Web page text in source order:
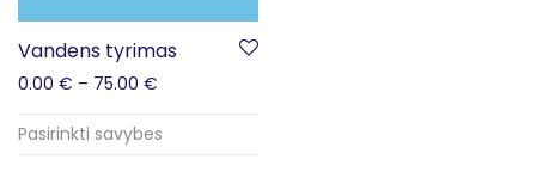
Vandens tyrimas
0.00 € – 75.00 €
Pasirinkti savybes